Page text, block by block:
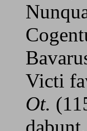
Victi
Ot.